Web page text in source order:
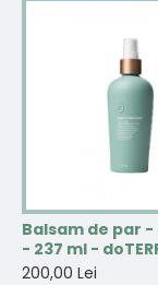
Balsam de par -
- 237 ml -
200,00 Lei